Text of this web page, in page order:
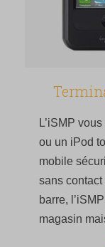
L’iSMP
ou un iPod
mobile
sans contact
barre,
magasin